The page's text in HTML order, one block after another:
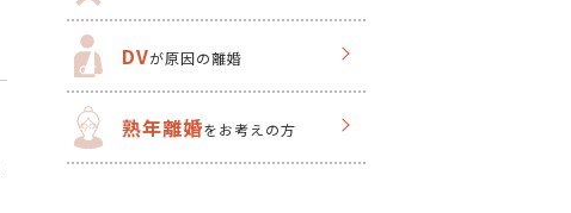
DVが原因の離婚
熟年離婚をお考えの方